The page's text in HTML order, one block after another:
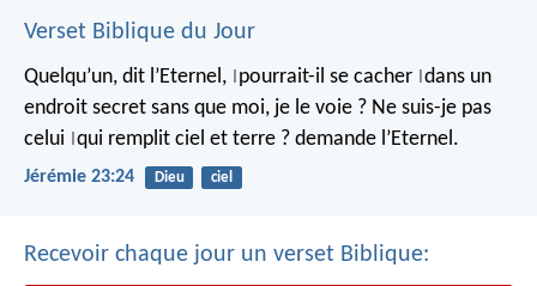
Verset Biblique du Jour
Quelqu’un, dit l’Eternel, pourrait-il se cacher dans un
endroit secret sans que moi, je le voie ? Ne suis-je pas
celui qui remplit ciel et terre ? demande l’Eternel.
Jérémie 23:24 Dieu ciel
Recevoir chaque jour un verset Biblique: